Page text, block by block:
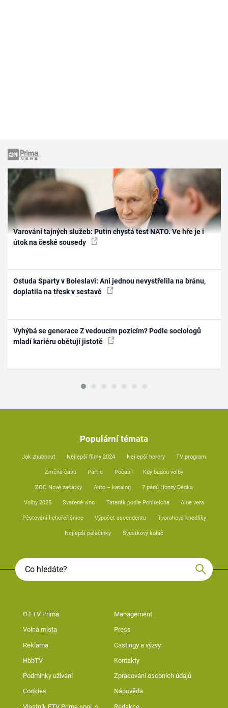
Varování tajných služeb: Putin chystá test NATO. Ve hře je i
útok na české sousedy
Ostuda Sparty v Boleslavi: Ani jednou nevystřelila na bránu,
doplatila na třesk v sestavě
Vyhýbá se generace Z vedoucím pozicím? Podle sociologů
mladí kariéru obětují jistotě
Populární témata
Jak zhubnout Nejlepší filmy 2024 Nejlepší horory TV program
Změna času Partie Počasí Kdy budou volby
ZOO Nové začátky Auto – katalog 7 pádů Honzy Dědka
Volby 2025 Svařené víno Tatarák podle Pohlreicha Aloe vera
Pěstování lichořeřišnice Výpočet ascendentu Tvarohové knedlíky
Nejlepší palačinky Švestkový koláč
O FTV Prima Management
Volná místa Press
Reklama Castingy a výzvy
HbbTV Kontakty
Podmínky užívání Zpracování osobních údajů
Cookies Nápověda